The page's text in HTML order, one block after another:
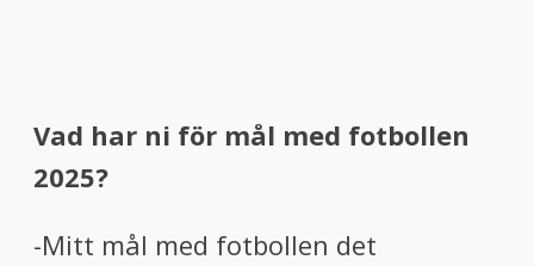
Vad har ni för mål med fotbollen
2025?
-Mitt mål med fotbollen det